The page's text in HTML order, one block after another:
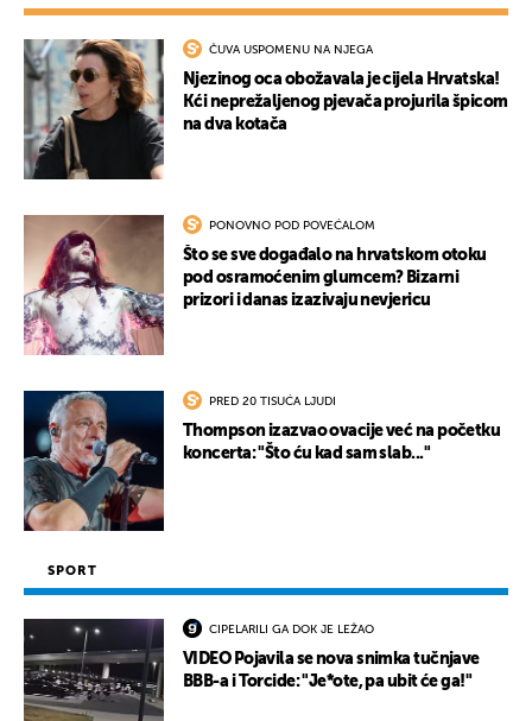
ČUVA USPOMENU NA NJEGA
Njezinog oca obožavala je cijela Hrvatska!
Kći neprežaljenog pjevača projurila špicom
na dva kotača
PONOVNO POD POVEĆALOM
Što se sve događalo na hrvatskom otoku
pod osramoćenim glumcem? Bizarni
prizori i danas izazivaju nevjericu
PRED 20 TISUĆA LJUDI
Thompson izazvao ovacije već na početku
koncerta: "Što ću kad sam slab..."
SPORT
CIPELARILI GA DOK JE LEŽAO
VIDEO Pojavila se nova snimka tučnjave
BBB-a i Torcide: "Je*ote, pa ubit će ga!"